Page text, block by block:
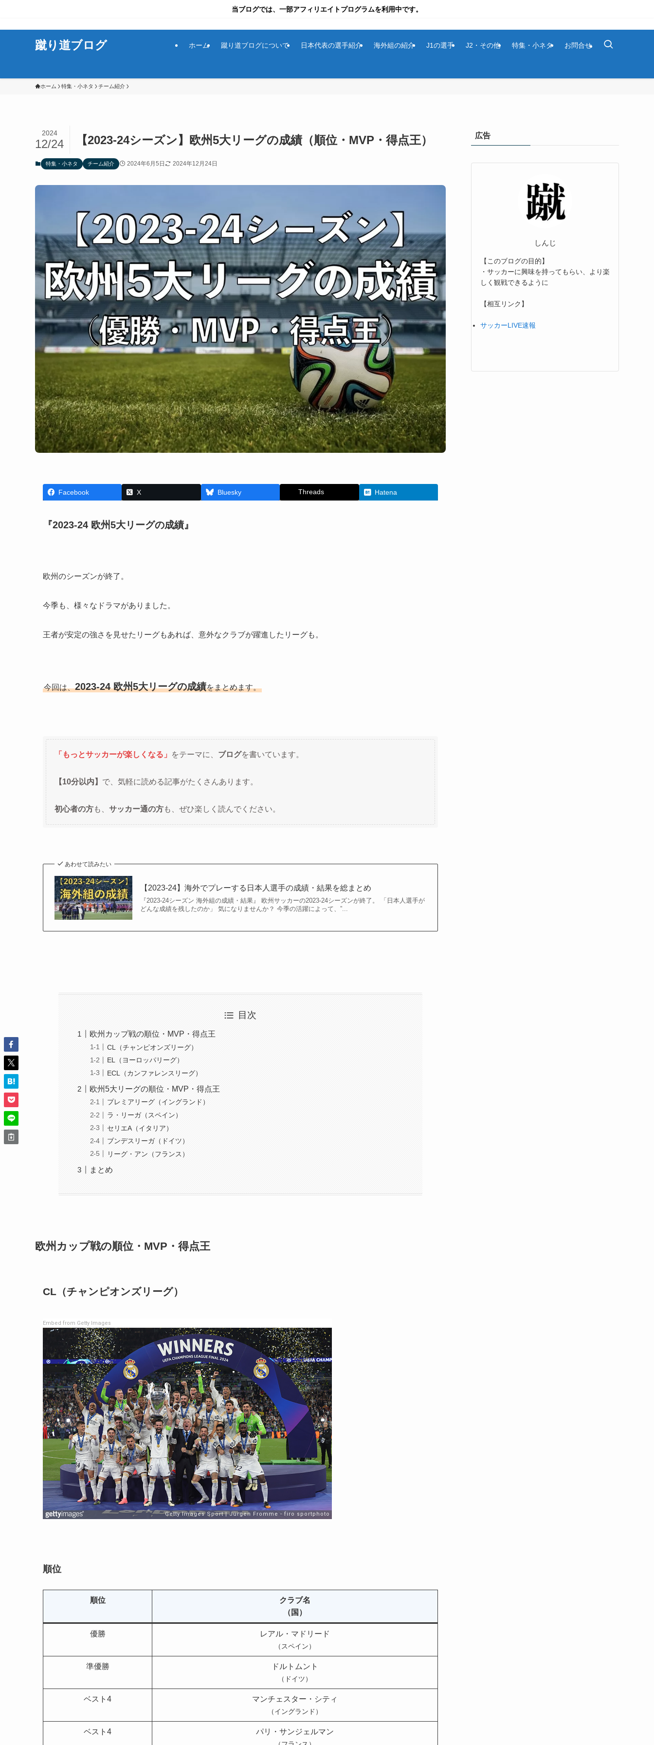
当ブログでは、一部アフィリエイトプログラムを利用中です。
蹴り道ブログ ホーム 蹴り道ブログについて 日本代表の選手紹介 海外組の紹介 J1の選手 J2・その他 特集・小ネタ お問合せ
ホーム 特集・小ネタ チーム紹介
【2023-24シーズン】欧州5大リーグの成績（順位・MVP・得点王）
2024
12/24
特集・小ネタ チーム紹介 2024年6月5日 2024年12月24日
Facebook X Bluesky Threads Hatena
『2023-24 欧州5大リーグの成績』
欧州のシーズンが終了。
今季も、様々なドラマがありました。
王者が安定の強さを見せたリーグもあれば、意外なクラブが躍進したリーグも。
今回は、2023-24 欧州5大リーグの成績をまとめます。
「もっとサッカーが楽しくなる」 をテーマに、 ブログを書いています。
【10分以内】 で、気軽に読める記事がたくさんあります。
初心者の方も、 サッカー通の方も、ぜひ楽しく読んでください。
あわせて読みたい
【2023-24】海外でプレーする日本人選手の成績・結果を総まとめ
『2023-24シーズン 海外組の成績・結果』 欧州サッカーの2023-24シーズンが終了。 「日本人選手が
どんな成績を残したのか」 気になりませんか？ 今季の活躍によって、”...
目次
欧州カップ戦の順位・MVP・得点王
CL（チャンピオンズリーグ）
EL（ヨーロッパリーグ）
ECL（カンファレンスリーグ）
欧州5大リーグの順位・MVP・得点王
プレミアリーグ（イングランド）
ラ・リーガ（スペイン）
セリエA（イタリア）
ブンデスリーガ（ドイツ）
リーグ・アン（フランス）
まとめ
欧州カップ戦の順位・MVP・得点王
CL（チャンピオンズリーグ）
Embed from Getty Images
順位
順位
クラブ名
（国）
優勝 レアル・マドリード
（スペイン）
準優勝 ドルトムント
（ドイツ）
ベスト4 マンチェスター・シティ
（イングランド）
ベスト4 パリ・サンジェルマン
広告
しんじ
【このブログの目的】
・サッカーに興味を持ってもらい、より楽
しく観戦できるように
【相互リンク】
サッカーLIVE速報